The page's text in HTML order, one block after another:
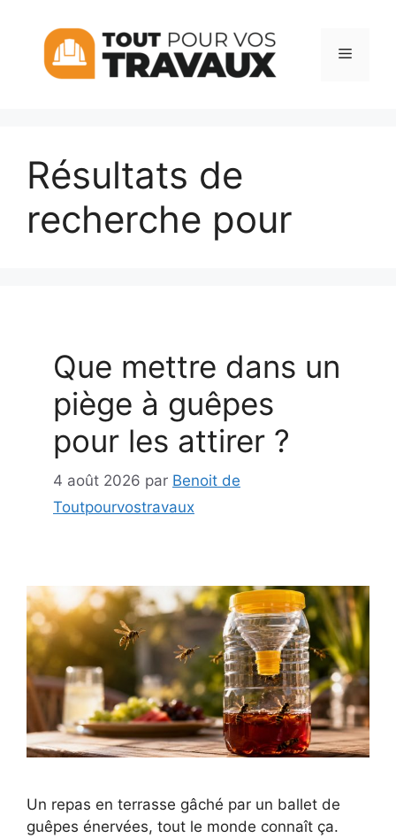
contenu
Menu
Résultats de
recherche pour
Que mettre dans un
piège à guêpes
pour les attirer ?
4 août 2026 par Benoit de
Toutpourvostravaux
Un repas en terrasse gâché par un ballet de
guêpes énervées, tout le monde connaît ça.